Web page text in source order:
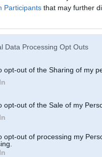
Participants that may further
Data Processing Opt Outs
opt-out of the Sharing of my
opt-out of the Sale of my
opt-out of processing my
neaizmirsti nomainīt
Ka jau teica, tad lai